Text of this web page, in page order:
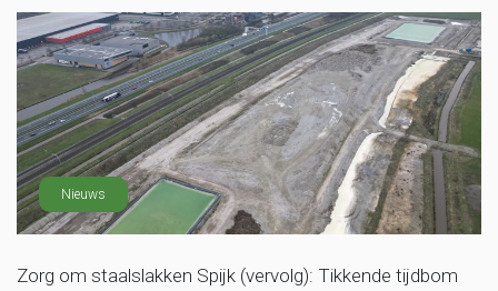
Nieuws
Zorg om staalslakken Spijk (vervolg): Tikkende tijdbom